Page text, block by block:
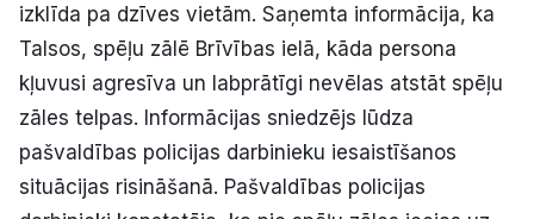
izklīda pa dzīves vietām. Saņemta informācija, ka
Talsos, spēļu zālē Brīvības ielā, kāda persona
kļuvusi agresīva un labprātīgi nevēlas atstāt spēļu
zāles telpas. Informācijas sniedzējs lūdza
pašvaldības policijas darbinieku iesaistīšanos
situācijas risināšanā. Pašvaldības policijas